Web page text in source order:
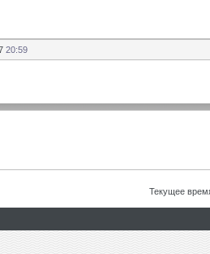
20:59
Текущее